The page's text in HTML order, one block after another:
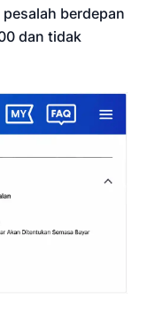
berdepan
dan tidak